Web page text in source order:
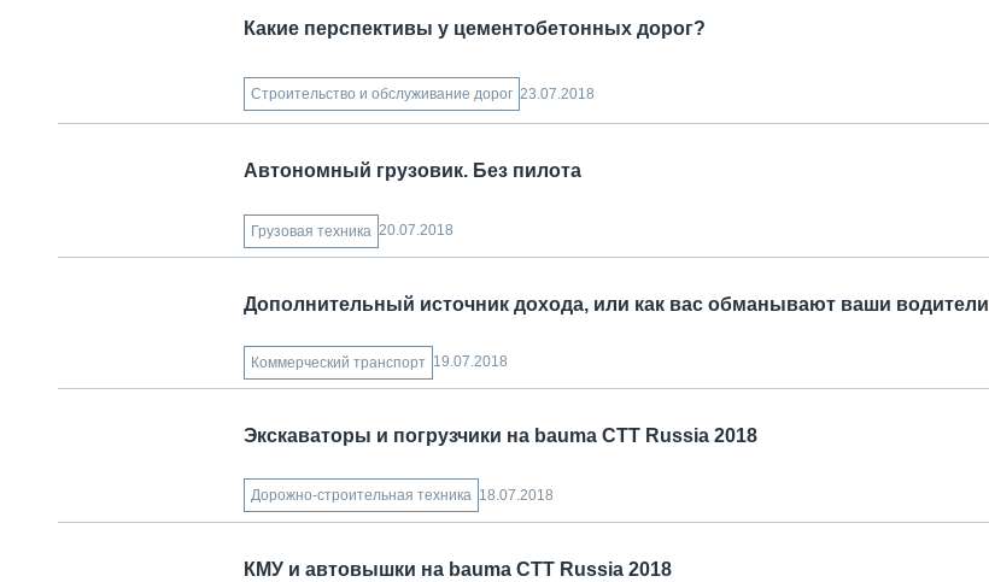
Какие перспективы у цементобетонных дорог?
Строительство и обслуживание дорог 23.07.2018
Автономный грузовик. Без пилота
Грузовая техника 20.07.2018
Дополнительный источник дохода, или как вас обманывают ваши водители
Коммерческий транспорт 19.07.2018
Экскаваторы и погрузчики на bauma СТТ Russia 2018
Дорожно-строительная техника 18.07.2018
КМУ и автовышки на bauma СТТ Russia 2018